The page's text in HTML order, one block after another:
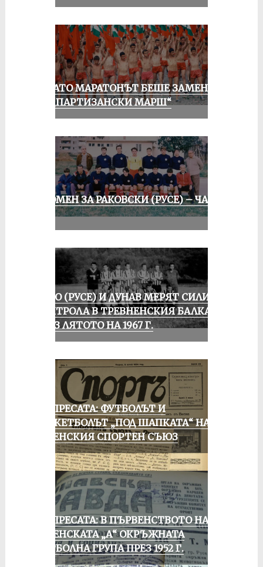
КОГАТО МАРАТОНЪТ БЕШЕ ЗАМЕНЕН
ОТ „ПАРТИЗАНСКИ МАРШ“
СПОМЕН ЗА РАКОВСКИ (РУСЕ) – ЧАСТ
ЛОКО (РУСЕ) И ДУНАВ МЕРЯТ СИЛИ В
КОНТРОЛА В ТРЕВНЕНСКИЯ БАЛКАН
ПРЕЗ ЛЯТОТО НА 1967 Г.
ОТ ПРЕСАТА: ФУТБОЛЪТ И
БАСКЕТБОЛЪТ „ПОД ШАПКАТА“ НА
РУСЕНСКИЯ СПОРТЕН СЪЮЗ
ОТ ПРЕСАТА: В ПЪРВЕНСТВОТО НА
РУСЕНСКАТА „А“ ОКРЪЖНАТА
ФУТБОЛНА ГРУПА ПРЕЗ 1952 Г.